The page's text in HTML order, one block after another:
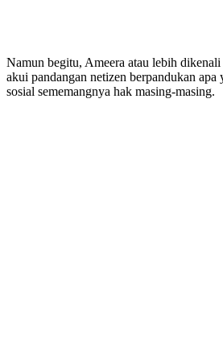
Namun begitu, Ameera atau lebih
akui pandangan netizen berpandukan
sosial sememangnya hak masing-masing.